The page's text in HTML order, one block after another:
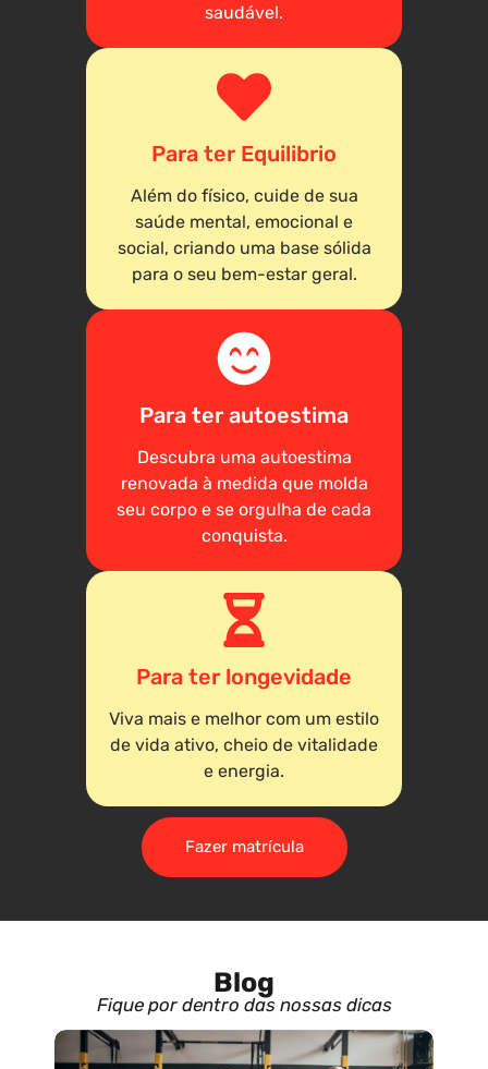
saudável.
Para ter Equilibrio
Além do físico, cuide de sua
saúde mental, emocional e
social, criando uma base sólida
para o seu bem-estar geral.
Para ter autoestima
Descubra uma autoestima
renovada à medida que molda
seu corpo e se orgulha de cada
conquista.
Para ter longevidade
Viva mais e melhor com um estilo
de vida ativo, cheio de vitalidade
e energia.
Fazer matrícula
Blog
Fique por dentro das nossas dicas